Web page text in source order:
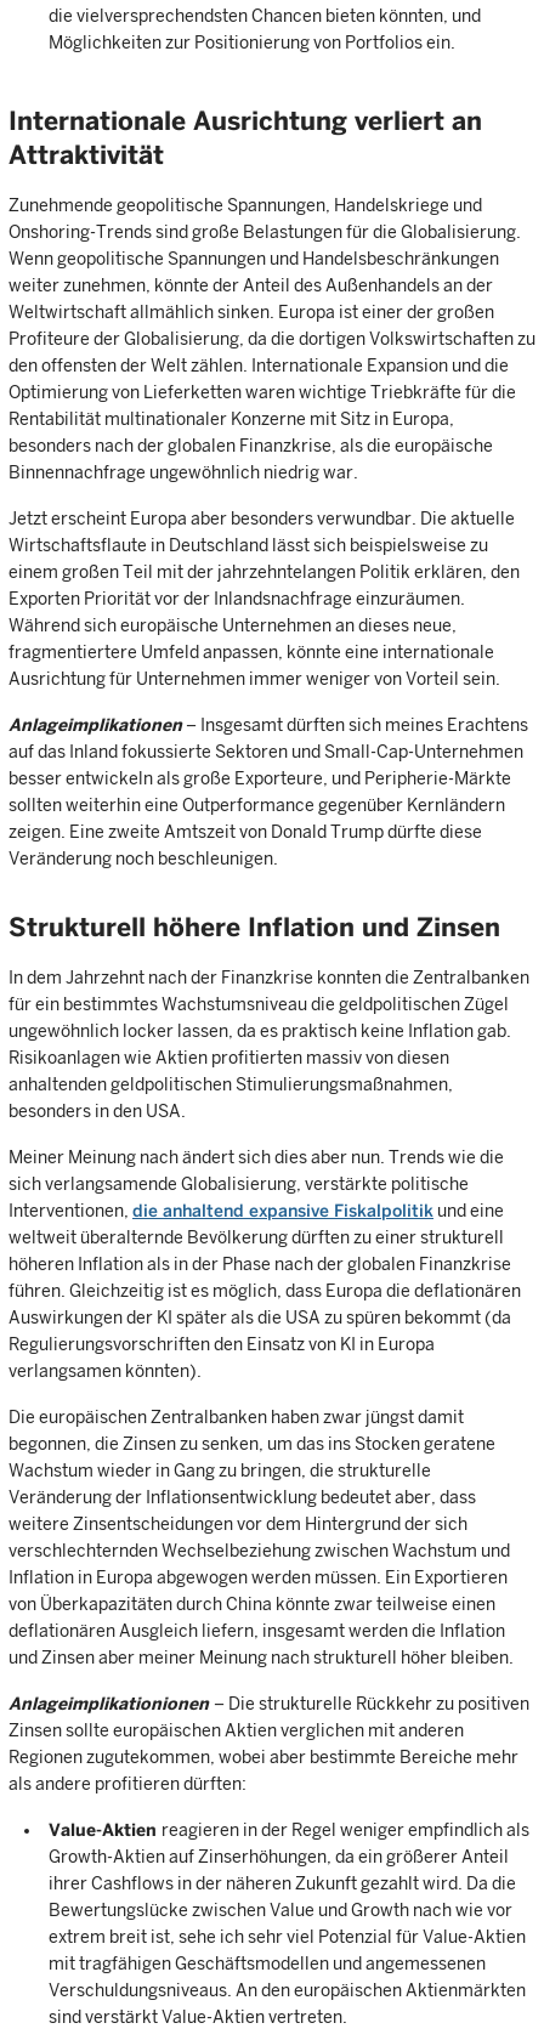
die vielversprechendsten Chancen bieten könnten, und
Möglichkeiten zur Positionierung von Portfolios ein.
Internationale Ausrichtung verliert an
Attraktivität
Zunehmende geopolitische Spannungen, Handelskriege und
Onshoring-Trends sind große Belastungen für die Globalisierung.
Wenn geopolitische Spannungen und Handelsbeschränkungen
weiter zunehmen, könnte der Anteil des Außenhandels an der
Weltwirtschaft allmählich sinken. Europa ist einer der großen
Profiteure der Globalisierung, da die dortigen Volkswirtschaften zu
den offensten der Welt zählen. Internationale Expansion und die
Optimierung von Lieferketten waren wichtige Triebkräfte für die
Rentabilität multinationaler Konzerne mit Sitz in Europa,
besonders nach der globalen Finanzkrise, als die europäische
Binnennachfrage ungewöhnlich niedrig war.
Jetzt erscheint Europa aber besonders verwundbar. Die aktuelle
Wirtschaftsflaute in Deutschland lässt sich beispielsweise zu
einem großen Teil mit der jahrzehntelangen Politik erklären, den
Exporten Priorität vor der Inlandsnachfrage einzuräumen.
Während sich europäische Unternehmen an dieses neue,
fragmentiertere Umfeld anpassen, könnte eine internationale
Ausrichtung für Unternehmen immer weniger von Vorteil sein.
Anlageimplikationen– Insgesamt dürften sich meines Erachtens
auf das Inland fokussierte Sektoren und Small-Cap-Unternehmen
besser entwickeln als große Exporteure, und Peripherie-Märkte
sollten weiterhin eine Outperformance gegenüber Kernländern
zeigen. Eine zweite Amtszeit von Donald Trump dürfte diese
Veränderung noch beschleunigen.
Strukturell höhere Inflation und Zinsen
In dem Jahrzehnt nach der Finanzkrise konnten die Zentralbanken
für ein bestimmtes Wachstumsniveau die geldpolitischen Zügel
ungewöhnlich locker lassen, da es praktisch keine Inflation gab.
Risikoanlagen wie Aktien profitierten massiv von diesen
anhaltenden geldpolitischen Stimulierungsmaßnahmen,
besonders in den USA.
Meiner Meinung nach ändert sich dies aber nun. Trends wie die
sich verlangsamende Globalisierung, verstärkte politische
Interventionen, die anhaltend expansive Fiskalpolitik und eine
weltweit überalternde Bevölkerung dürften zu einer strukturell
höheren Inflation als in der Phase nach der globalen Finanzkrise
führen. Gleichzeitig ist es möglich, dass Europa die deflationären
Auswirkungen der KI später als die USA zu spüren bekommt (da
Regulierungsvorschriften den Einsatz von KI in Europa
verlangsamen könnten).
Die europäischen Zentralbanken haben zwar jüngst damit
begonnen, die Zinsen zu senken, um das ins Stocken geratene
Wachstum wieder in Gang zu bringen, die strukturelle
Veränderung der Inflationsentwicklung bedeutet aber, dass
weitere Zinsentscheidungen vor dem Hintergrund der sich
verschlechternden Wechselbeziehung zwischen Wachstum und
Inflation in Europa abgewogen werden müssen. Ein Exportieren
von Überkapazitäten durch China könnte zwar teilweise einen
deflationären Ausgleich liefern, insgesamt werden die Inflation
und Zinsen aber meiner Meinung nach strukturell höher bleiben.
Anlageimplikationionen – Die strukturelle Rückkehr zu positiven
Zinsen sollte europäischen Aktien verglichen mit anderen
Regionen zugutekommen, wobei aber bestimmte Bereiche mehr
als andere profitieren dürften:
Value-Aktien reagieren in der Regel weniger empfindlich als
Growth-Aktien auf Zinserhöhungen, da ein größerer Anteil
ihrer Cashflows in der näheren Zukunft gezahlt wird. Da die
Bewertungslücke zwischen Value und Growth nach wie vor
extrem breit ist, sehe ich sehr viel Potenzial für Value-Aktien
mit tragfähigen Geschäftsmodellen und angemessenen
Verschuldungsniveaus. An den europäischen Aktienmärkten
sind verstärkt Value-Aktien vertreten.